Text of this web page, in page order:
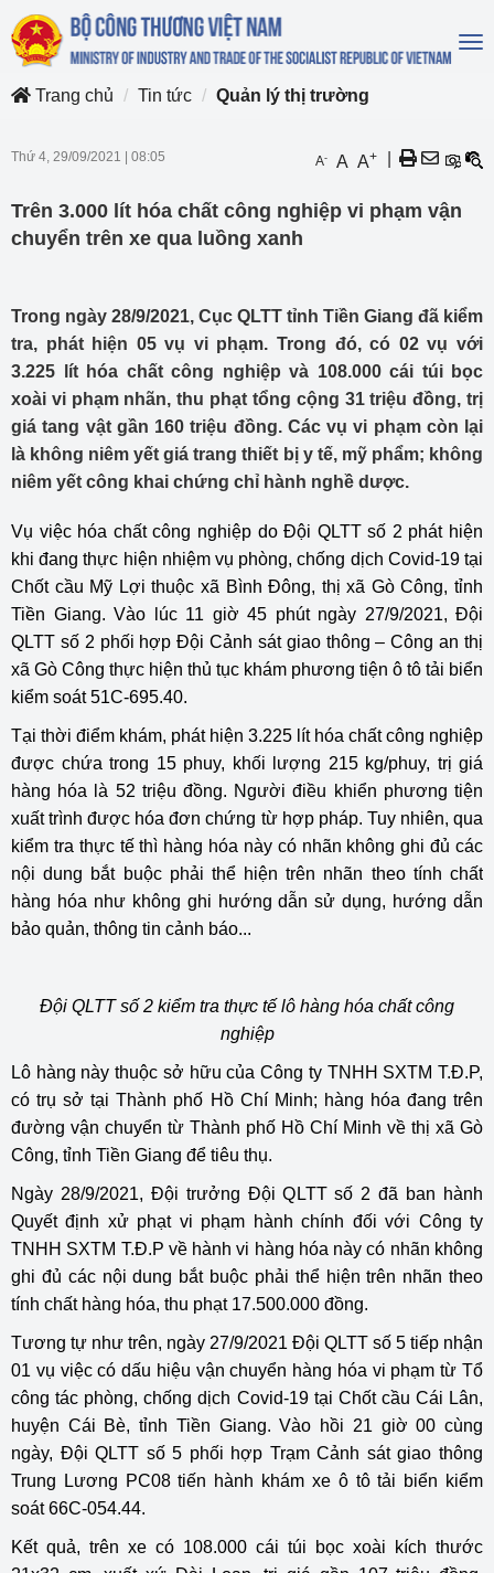
Trang chủ
Tin tức Quản lý thị trường
Thứ 4, 29/09/2021 08:05 A- A A+
Trên 3.000 lít hóa chất công nghiệp vi phạm vận
chuyển trên xe qua luồng xanh
Trong ngày 28/9/2021, Cục QLTT tỉnh Tiền Giang đã kiểm
tra, phát hiện 05 vụ vi phạm. Trong đó, có 02 vụ với
3.225 lít hóa chất công nghiệp và 108.000 cái túi bọc
xoài vi phạm nhãn, thu phạt tổng cộng 31 triệu đồng, trị
giá tang vật gần 160 triệu đồng. Các vụ vi phạm còn lại
là không niêm yết giá trang thiết bị y tế, mỹ phẩm; không
niêm yết công khai chứng chỉ hành nghề dược.
Vụ việc hóa chất công nghiệp do Đội QLTT số 2 phát hiện
khi đang thực hiện nhiệm vụ phòng, chống dịch Covid-19 tại
Chốt cầu Mỹ Lợi thuộc xã Bình Đông, thị xã Gò Công, tỉnh
Tiền Giang. Vào lúc 11 giờ 45 phút ngày 27/9/2021, Đội
QLTT số 2 phối hợp Đội Cảnh sát giao thông – Công an thị
xã Gò Công thực hiện thủ tục khám phương tiện ô tô tải biển
kiểm soát 51C-695.40.
Tại thời điểm khám, phát hiện 3.225 lít hóa chất công nghiệp
được chứa trong 15 phuy, khối lượng 215 kg/phuy, trị giá
hàng hóa là 52 triệu đồng. Người điều khiển phương tiện
xuất trình được hóa đơn chứng từ hợp pháp. Tuy nhiên, qua
kiểm tra thực tế thì hàng hóa này có nhãn không ghi đủ các
nội dung bắt buộc phải thể hiện trên nhãn theo tính chất
hàng hóa như không ghi hướng dẫn sử dụng, hướng dẫn
bảo quản, thông tin cảnh báo...
Đội QLTT số 2 kiểm tra thực tế lô hàng hóa chất công
nghiệp
Lô hàng này thuộc sở hữu của Công ty TNHH SXTM T.Đ.P,
có trụ sở tại Thành phố Hồ Chí Minh; hàng hóa đang trên
đường vận chuyển từ Thành phố Hồ Chí Minh về thị xã Gò
Công, tỉnh Tiền Giang để tiêu thụ.
Ngày 28/9/2021, Đội trưởng Đội QLTT số 2 đã ban hành
Quyết định xử phạt vi phạm hành chính đối với Công ty
TNHH SXTM T.Đ.P về hành vi hàng hóa này có nhãn không
ghi đủ các nội dung bắt buộc phải thể hiện trên nhãn theo
tính chất hàng hóa, thu phạt 17.500.000 đồng.
Tương tự như trên, ngày 27/9/2021 Đội QLTT số 5 tiếp nhận
01 vụ việc có dấu hiệu vận chuyển hàng hóa vi phạm từ Tổ
công tác phòng, chống dịch Covid-19 tại Chốt cầu Cái Lân,
huyện Cái Bè, tỉnh Tiền Giang. Vào hồi 21 giờ 00 cùng
ngày, Đội QLTT số 5 phối hợp Trạm Cảnh sát giao thông
Trung Lương PC08 tiến hành khám xe ô tô tải biển kiểm
soát 66C-054.44.
Kết quả, trên xe có 108.000 cái túi bọc xoài kích thước